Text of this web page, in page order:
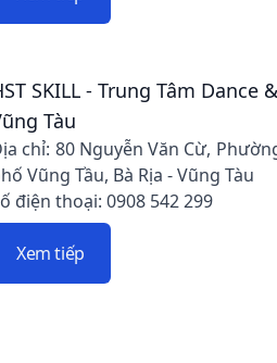
SKILL - Trung Tâm Dance
Tàu
chỉ: 80 Nguyễn Văn Cừ,
Vũng Tầu, Bà Rịa - Vũng Tàu
điện thoại: 0908 542 299
Xem tiếp